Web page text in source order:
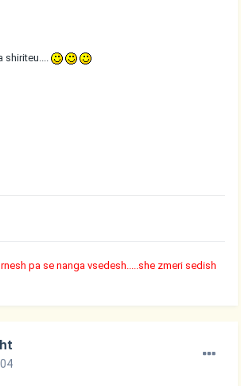
shiriteu....
pa se nanga vsedesh.....she zmeri sedish